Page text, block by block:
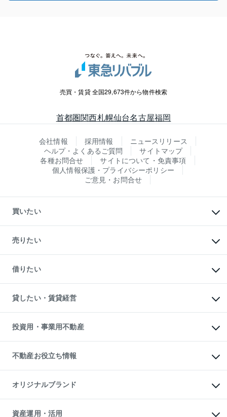
売買・賃貸 全国29,673件から物件検索
首都圏関西札幌仙台名古屋福岡
会社情報 採用情報
ニュースリリース
ヘルプ・よくあるご質問
サイトマップ
各種お問合せ
サイトについて・免責事項
個人情報保護・プライバシーポリシー
ご意見・お問合せ
買いたい
新築・分譲マンションの購入
中古マンションの購入
一戸建ての購入
中古一戸建ての購入
不動産購入の流れ
注目キーワード物件特集
購入ガイド
English 繁体中文簡体中文
売りたい
一戸建ての売却・査定
土地の売却・査定
スピードAI査定
不動産査定について
不動産売却の流れ
不動産買換えの流れ
売却ガイド
借りたい
オフィス・店舗の賃貸
借りるときの流れ
借りるガイド
貸したい・賃貸経営
マンション賃料データ
賃貸管理プラン
リロケーションについて
貸すガイド
投資用・事業用不動産
事業用不動産
マンション投資
投資用マンション
アパート経営
収益物件
ビル購入（ビル一棟）
不動産お役立ち情報
マンションライブラリー
人気マンションランキング
暮らしに役立つ不動産メディア
不動産相場・不動産価格情報
オリジナルブランド
一棟リノベーションマンション
資産運用・活用